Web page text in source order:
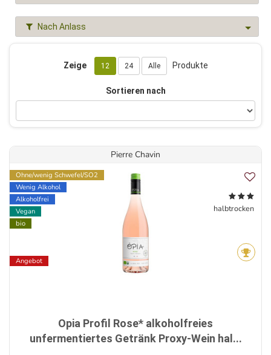
Nach Anlass
Zeige 12 24 Alle Produkte
Sortieren nach
Pierre Chavin
Ohne/wenig Schwefel/SO2
Wenig Alkohol
Alkoholfrei
Vegan
bio
Angebot
halbtrocken
Opia Profil Rose* alkoholfreies
unfermentiertes Getränk Proxy-Wein hal...